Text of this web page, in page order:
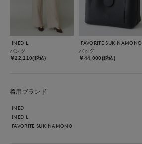
INED L
パンツ
￥22,110(税込)
FAVORITE SUKINAMONO
バッグ
￥44,000(税込)
着用ブランド
INED
INED L
FAVORITE SUKINAMONO